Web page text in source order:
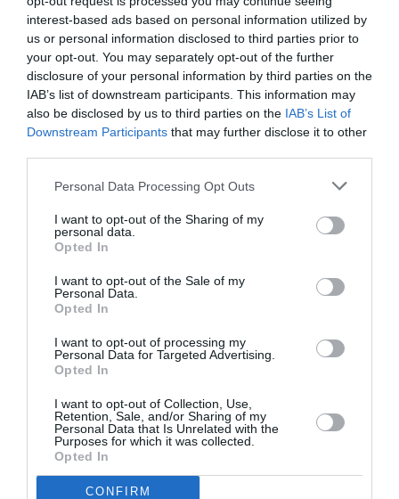
interest-based ads based on personal information utilized by
us or personal information disclosed to third parties prior to
your opt-out. You may separately opt-out of the further
disclosure of your personal information by third parties on the
IAB’s list of downstream participants. This information may
also be disclosed by us to third parties on the IAB’s List of
Downstream Participants that may further disclose it to other
Personal Data Processing Opt Outs
I want to opt-out of the Sharing of my
personal data.
Opted In
I want to opt-out of the Sale of my
Personal Data.
Opted In
I want to opt-out of processing my
Personal Data for Targeted Advertising.
Opted In
I want to opt-out of Collection, Use,
Retention, Sale, and/or Sharing of my
Personal Data that Is Unrelated with the
Purposes for which it was collected.
Opted In
CONFIRM
l'Aiglon a commenté :
5 juin 2019 - 16 h 48
min
un monoreacteur ? tous systeme dans un avion doit
etre doublé et meme triplé voir plus, alors 1
reacteur unique c’est meme pas la peine d’y penser,
il tombe en panne tu fais quoi ? Tu planes ?
20 min
Doublé ? Boeing est au courant de ça ??
RÉPONDRE
Il existe aujourd’hui un nombre incalculable de
personnes/universités/start-up qui ont tous dans les
“cartons” un nouveau “concept-plus-beau-plus-rapide-plus-
Avec une belle vidéo et des maquettes, c’est très “vendeur”